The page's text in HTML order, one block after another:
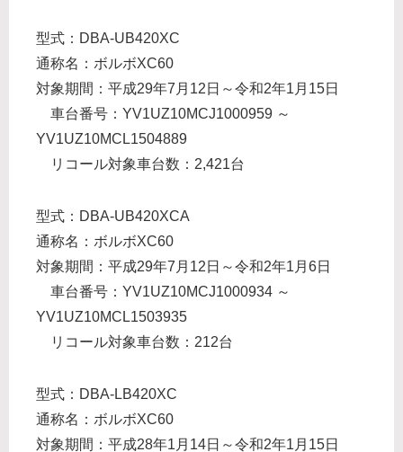
型式：DBA-UB420XC
通称名：ボルボXC60
対象期間：平成29年7月12日～令和2年1月15日
車台番号：YV1UZ10MCJ1000959 ～
YV1UZ10MCL1504889
リコール対象車台数：2,421台
型式：DBA-UB420XCA
通称名：ボルボXC60
対象期間：平成29年7月12日～令和2年1月6日
車台番号：YV1UZ10MCJ1000934 ～
YV1UZ10MCL1503935
リコール対象車台数：212台
型式：DBA-LB420XC
通称名：ボルボXC60
対象期間：平成28年1月14日～令和2年1月15日